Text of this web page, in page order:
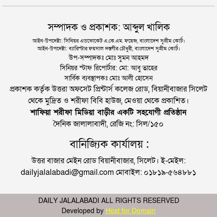
সম্পাদক ও প্রকাশক: আব্দুল খালিক
আইন-উপদেষ্টা: সিনিয়র এডভোকেট এ.কে.এম. ফয়েজ, বাংলাদেশ সুপ্রীম কোর্ট।
আইন-উপদেষ্টা: ব্যারিস্টার ফয়সাল দস্তগীর চৌধুরী, বাংলাদেশ সুপ্রীম কোর্ট।
উপ-সম্পাদকঃ মোঃ সুমন আহমদ
সিনিয়র স্টাফ রিপোর্টার: মো: আবু তাহের
সার্বিক ব্যবস্থাপকঃ মোঃ আলী হোসেন
প্রকাশক কর্তৃক উত্তরা অফসেট প্রিন্টার্স কলেজ রোড, বিয়ানীবাজার সিলেট
থেকে মুদ্রিত ও শরীফা বিবি হাউজ, মেওয়া থেকে প্রকাশিত।
শাফিয়া শরীফা মিডিয়া বাড়ীর একটি সহযোগী প্রতিষ্ঠান
দৈনিক জালালাবাদী, রেজি নং: সিল/১৫০
বানিজ্যিক কার্যালয় :
উত্তর বাজার মেইন রোড বিয়ানীবাজার, সিলেট। ই-মেইল:
dailyjalalabadi@gmail.com মোবাইল: ০১৮১৯-৫৬৪৮৮১
DAILY JALALABADI ALL RIGHTS RESERVED
Developed by Host for Domain